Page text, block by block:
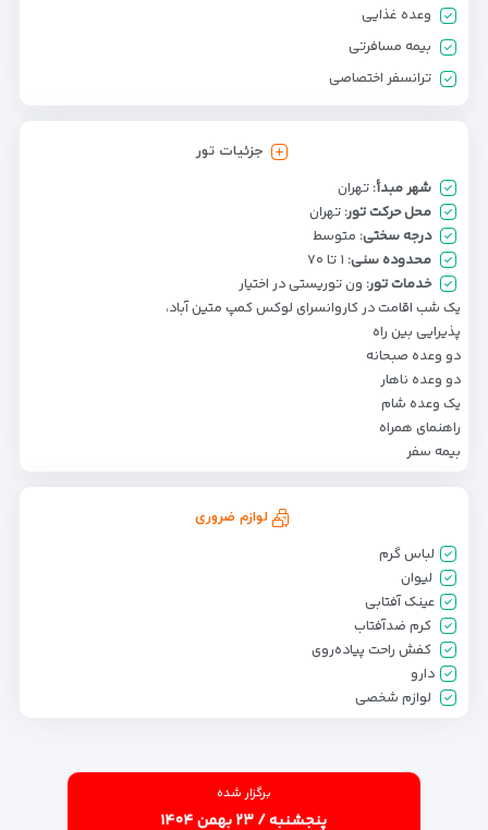
وعده غذایی
بیمه مسافرتی
ترانسفر اختصاصی
جزئیات تور
شهر مبدأ: تهران
محل حرکت تور: تهران
درجه سختی: متوسط
محدوده سنی: ۱ تا ۷۰
خدمات تور: ون توریستی در اختیار
یک شب اقامت در کاروانسرای لوکس کمپ متین آباد،
پذیرایی بین راه
دو وعده صبحانه
دو وعده ناهار
یک وعده شام
راهنمای همراه
بیمه سفر
لوازم ضروری
لباس گرم
لیوان
عینک آفتابی
کرم ضدآفتاب
کفش راحت پیاده‌روی
دارو
لوازم شخصی
برگزار شده
پنجشنبه / ۲۳ بهمن ۱۴۰۴